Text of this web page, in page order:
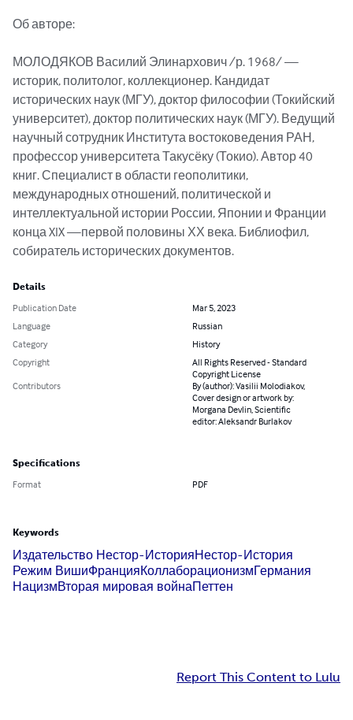
Об авторе:
МОЛОДЯКОВ Василий Элинархович /р. 1968/ —
историк, политолог, коллекционер. Кандидат
исторических наук (МГУ), доктор философии (Токийский
университет), доктор политических наук (МГУ). Ведущий
научный сотрудник Института востоковедения РАН,
профессор университета Такусёку (Токио). Автор 40
книг. Специалист в области геополитики,
международных отношений, политической и
интеллектуальной истории России, Японии и Франции
конца XIX —первой половины ХХ века. Библиофил,
собиратель исторических документов.
Details
Publication Date
Mar 5, 2023
Language
Russian
Category
History
Copyright
All Rights Reserved - Standard
Copyright License
Contributors
By (author): Vasilii Molodiakov,
Cover design or artwork by:
Morgana Devlin, Scientific
editor: Aleksandr Burlakov
Specifications
Format PDF
Keywords
Издательство Нестор-ИсторияНестор-История
Режим ВишиФранцияКоллаборационизмГермания
НацизмВторая мировая войнаПеттен
Report This Content to Lulu